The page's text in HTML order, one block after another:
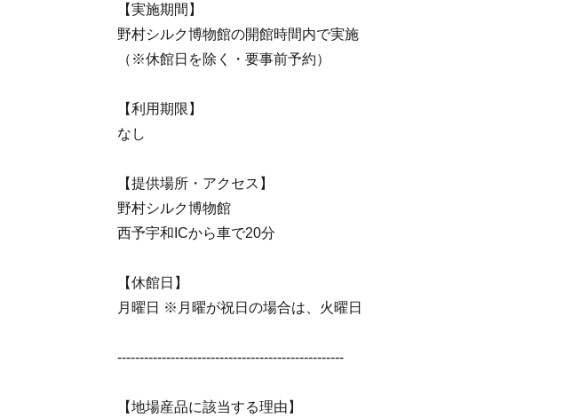
【実施期間】
野村シルク博物館の開館時間内で実施
（※休館日を除く・要事前予約）
【利用期限】
なし
【提供場所・アクセス】
野村シルク博物館
西予宇和ICから車で20分
【休館日】
月曜日 ※月曜が祝日の場合は、火曜日
---------------------------------------------------
【地場産品に該当する理由】